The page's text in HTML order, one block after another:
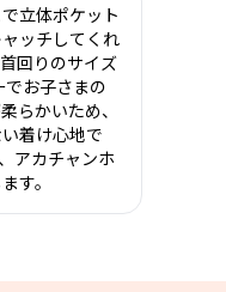
立体ポケット
ッチしてくれ
回りのサイズ
お子さまの
らかいため、
着け心地で
アカチャンホ
す。